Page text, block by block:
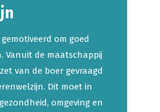
om goed
Vanuit de maatschappij
van de boer gevraagd
Dit moet in
omgeving en